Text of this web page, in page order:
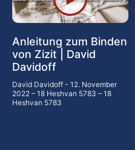
Anleitung zum Binden
von Zizit | David
Davidoff
David Davidoff
12. November
2022 – 18 Heshvan 5783 – 18
Heshvan 5783